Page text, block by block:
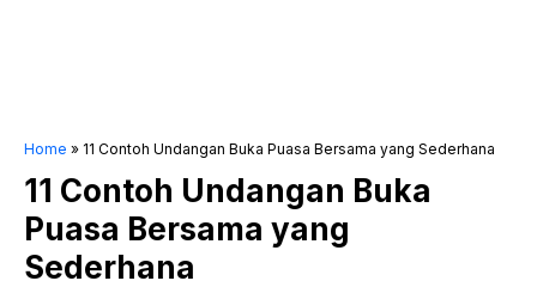
Home » 11 Contoh Undangan Buka Puasa Bersama yang Sederhana
11 Contoh Undangan Buka
Puasa Bersama yang
Sederhana